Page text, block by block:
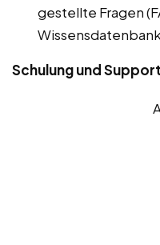
gestellte Fragen
Schulung und